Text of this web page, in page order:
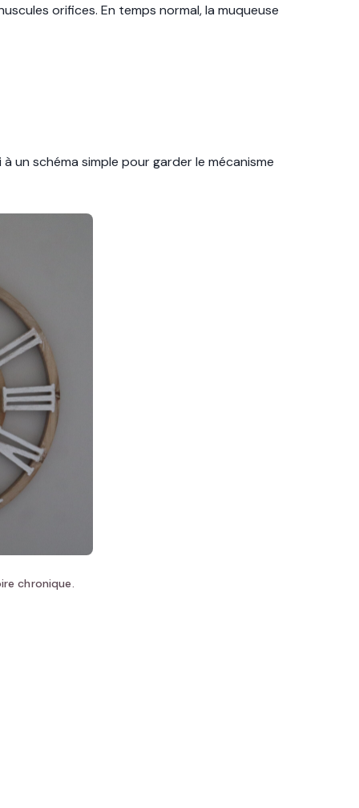
orifices. En temps normal, la muqueuse
un schéma simple pour garder le mécanisme
chronique.